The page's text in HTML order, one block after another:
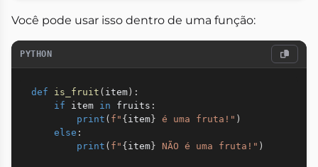
Você pode usar isso dentro de uma função:
PYTHON
def is_fruit ( item ) :
if item in fruits :
print ( f" { item } é uma fruta!" )
else :
print ( f" { item } NÃO é uma fruta!" )